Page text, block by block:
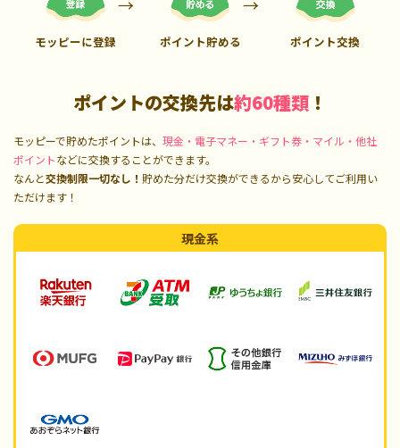
モッピーに登録 ポイント貯める ポイント交換
ポイントの交換先は約60種類 ！
モッピーで貯めたポイントは、 現金・電子マネー・ギフト券・マイル・他社
ポイントなどに交換することができます。
なんと交換制限一切なし！ 貯めた分だけ交換ができるから安心してご利用い
ただけます！
現金系